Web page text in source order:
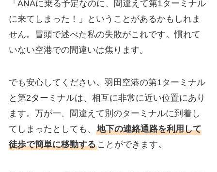
「ANAに乗る予定なのに、間違えて第1ターミナル
に来てしまった！」ということがあるかもしれま
せん。冒頭で述べた私の失敗がこれです。慣れて
いない空港での間違いは焦ります。
でも安心してください。羽田空港の第1ターミナル
と第2ターミナルは、相互に非常に近い位置にあり
ます。万が一、間違えて別のターミナルに到着し
てしまったとしても、 地下の連絡通路を利用して
徒歩で簡単に移動することができます。